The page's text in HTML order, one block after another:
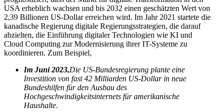
USA erheblich wachsen und bis 2032 einen geschätzten Wert von
2,39 Billionen US-Dollar erreichen wird. Im Jahr 2021 startete die
kanadische Regierung digitale Regierungsstrategien, die darauf
abzielten, die Einführung digitaler Technologien wie KI und
Cloud Computing zur Modernisierung ihrer IT-Systeme zu
koordinieren. Zum Beispiel,
Im Juni 2023,Die US-Bundesregierung plante eine
Investition von fast 42 Milliarden US-Dollar in neue
Bundeshilfen für den Ausbau des
Hochgeschwindigkeitsinternets für amerikanische
Haushalte.